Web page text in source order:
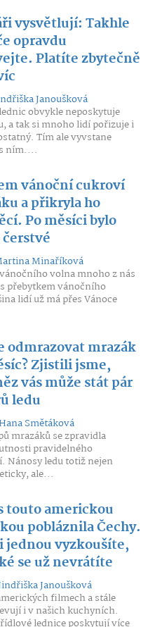
vysvětlují: Takhle
opravdu
Platíte zbytečně
Janoušková
obvykle neposkytuje
a tak si mnoho lidí pořizuje i
Tím ale vyvstane
ním....
vánoční cukroví
a přikryla ho
Po měsíci bylo
Minaříková
volna mnoho z nás
přebytkem vánočního
lidí už má přes Vánoce
odmrazovat mrazák
Zjistili jsme,
vás může stát pár
ledu
Smětáková
mrazáků se zpravidla
pravidelného
Nánosy ledu totiž nejen
ale...
touto americkou
pobláznila Čechy.
jednou vyzkoušíte,
se už nevrátíte
Janoušková
filmech a stále
i v našich kuchyních.
lednice poskytují více